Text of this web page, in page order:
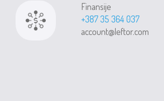
Finansije
+387 35 364 037
account@leftor.com